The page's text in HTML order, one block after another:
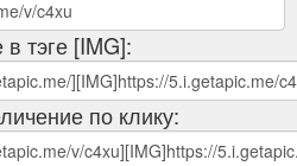
тэге [IMG]:
по клику: